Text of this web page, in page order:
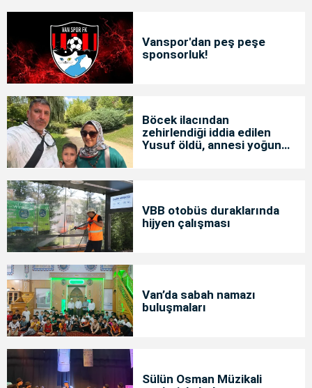
Vanspor'dan peş peşe
sponsorluk!
Böcek ilacından
zehirlendiği iddia edilen
Yusuf öldü, annesi yoğun
VBB otobüs duraklarında
hijyen çalışması
Van’da sabah namazı
buluşmaları
Sülün Osman Müzikali